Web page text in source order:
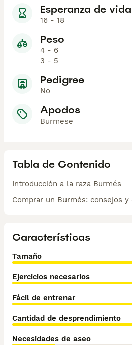
Esperanza de vida
16 - 18
Peso
4 - 6
3 - 5
Pedigree
No
Apodos
Burmese
Tabla de Contenido
Introducción a la raza Burmés
Comprar un Burmés: consejos y
Características
Tamaño
Ejercicios necesarios
Fácil de entrenar
Cantidad de desprendimiento
Necesidades de aseo